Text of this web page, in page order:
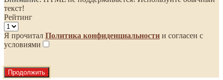
текст!
Рейтинг
Я прочитал Политика конфиденциальности и согласен с
условиями
Продолжить